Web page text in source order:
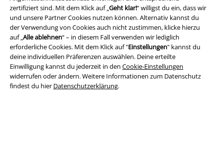
zertifiziert sind. Mit dem Klick auf „Geht klar!“ willigst du ein, dass wir
und unsere Partner Cookies nutzen können. Alternativ kannst du
der Verwendung von Cookies auch nicht zustimmen, klicke hierzu
auf „Alle ablehnen“ – in diesem Fall verwenden wir lediglich
erforderliche Cookies. Mit dem Klick auf "Einstellungen" kannst du
deine individuellen Präferenzen auswählen. Deine erteilte
Einwilligung kannst du jederzeit in den Cookie-Einstellungen
widerrufen oder ändern. Weitere Informationen zum Datenschutz
findest du hier Datenschutzerklärung.
Impressum
Datenschutz
Entsorgung und Umweltschutz
Konformitätserklärung